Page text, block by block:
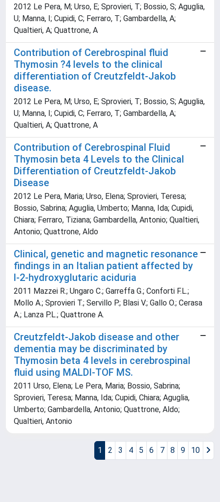
2012 Le Pera, M; Urso, E; Sprovieri, T; Bossio, S; Aguglia,
U; Manna, I; Cupidi, C; Ferraro, T; Gambardella, A;
Qualtieri, A; Quattrone, A
Contribution of Cerebrospinal fluid
Thymosin ?4 levels to the clinical
differentiation of Creutzfeldt-Jakob
disease.
2012 Le Pera, M; Urso, E; Sprovieri, T; Bossio, S; Aguglia,
U; Manna, I; Cupidi, C; Ferraro, T; Gambardella, A;
Qualtieri, A; Quattrone, A
Contribution of Cerebrospinal Fluid
Thymosin beta 4 Levels to the Clinical
Differentiation of Creutzfeldt-Jakob
Disease
2012 Le Pera, Maria; Urso, Elena; Sprovieri, Teresa;
Bossio, Sabrina; Aguglia, Umberto; Manna, Ida; Cupidi,
Chiara; Ferraro, Tiziana; Gambardella, Antonio; Qualtieri,
Antonio; Quattrone, Aldo
Clinical, genetic and magnetic resonance
findings in an Italian patient affected by
l-2-hydroxyglutaric aciduria
2011 Mazzei R.; Ungaro C.; Garreffa G.; Conforti F.L.;
Mollo A.; Sprovieri T.; Servillo P.; Blasi V.; Gallo O.; Cerasa
A.; Lanza P.L.; Quattrone A.
Creutzfeldt-Jakob disease and other
dementia may be discriminated by
Thymosin beta 4 levels in cerebrospinal
fluid using MALDI-TOF MS.
2011 Urso, Elena; Le Pera, Maria; Bossio, Sabrina;
Sprovieri, Teresa; Manna, Ida; Cupidi, Chiara; Aguglia,
Umberto; Gambardella, Antonio; Quattrone, Aldo;
Qualtieri, Antonio
1 2 3 4 5 6 7 8 9 10